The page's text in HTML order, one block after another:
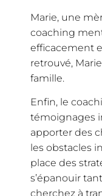
Marie, une
coaching
efficacement
retrouvé,
famille.
Enfin, le
témoignages
apporter des
les obstacles
place des
s’épanouir
cherchez à